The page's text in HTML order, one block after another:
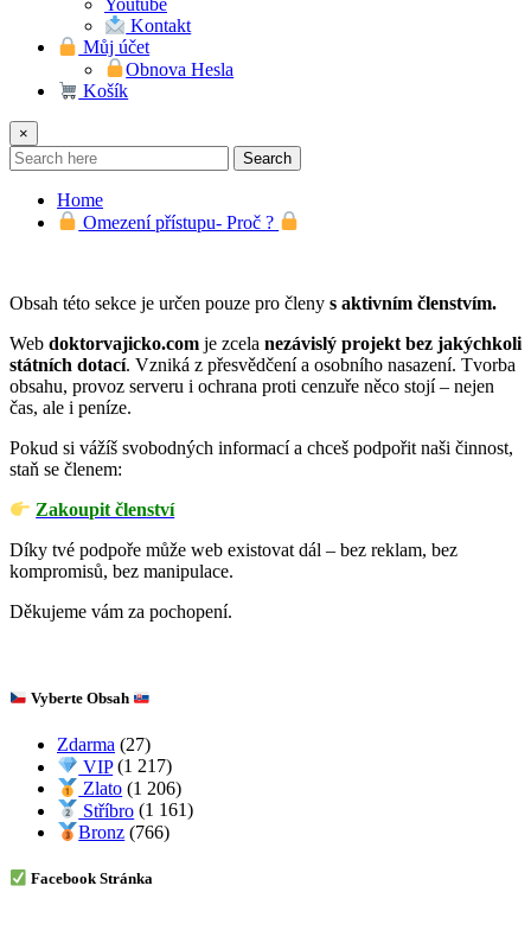
Kontakt
Můj účet
Obnova Hesla
Košík
×
Search
Home
Omezení přístupu- Proč ?
Obsah této sekce je určen pouze pro členy s aktivním členstvím.
Web doktorvajicko.com je zcela nezávislý projekt bez jakýchkoli
státních dotací. Vzniká z přesvědčení a osobního nasazení. Tvorba
obsahu, provoz serveru i ochrana proti cenzuře něco stojí – nejen
čas, ale i peníze.
Pokud si vážíš svobodných informací a chceš podpořit naši činnost,
staň se členem:
Zakoupit členství
Díky tvé podpoře může web existovat dál – bez reklam, bez
kompromisů, bez manipulace.
Děkujeme vám za pochopení.
Vyberte Obsah
Zdarma (27)
VIP(1 217)
Zlato (1 206)
Stříbro (1 161)
Bronz (766)
Facebook Stránka